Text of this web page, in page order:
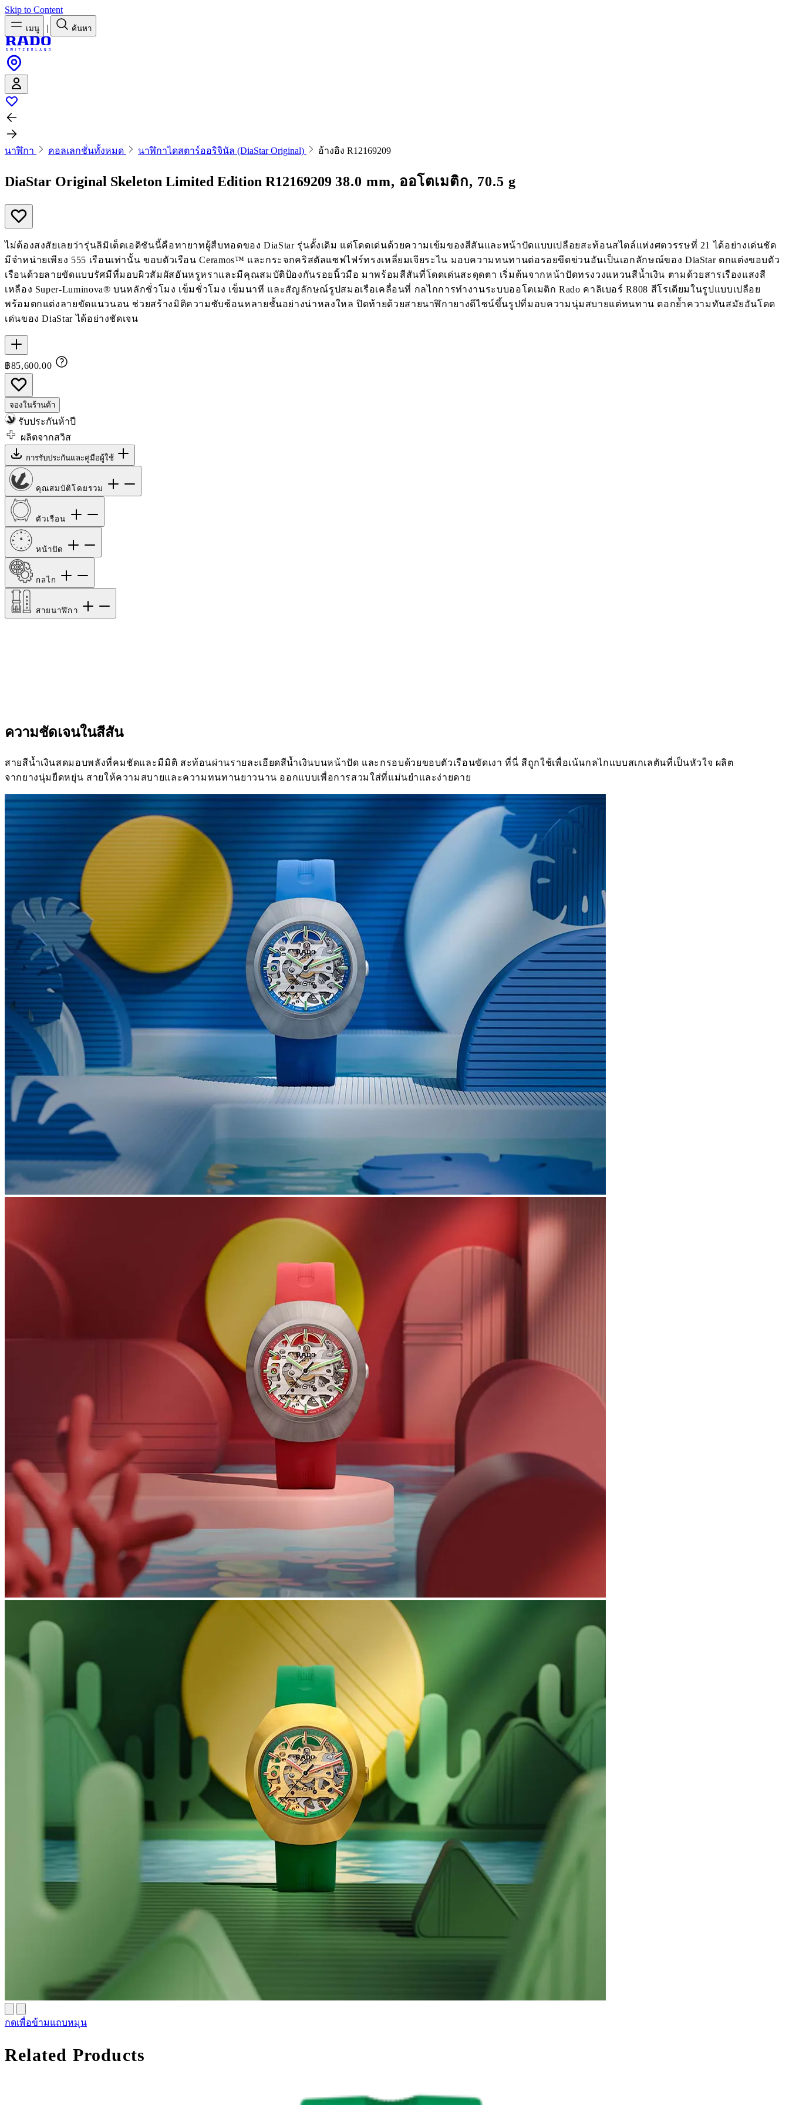
Skip to Content
เมนู | ค้นหา
นาฬิกา คอลเลกชั่นทั้งหมด นาฬิกาไดสตาร์ออริจินัล (DiaStar Original) อ้างอิง R12169209
DiaStar Original Skeleton Limited Edition R12169209 38.0 mm, ออโตเมติก, 70.5 g
ไม่ต้องสงสัยเลยว่ารุ่นลิมิเต็ดเอดิชันนี้คือทายาทผู้สืบทอดของ DiaStar รุ่นดั้งเดิม แต่โดดเด่นด้วยความเข้มของสีสันและหน้าปัดแบบเปลือยสะท้อนสไตล์แห่งศตวรรษที่ 21 ได้อย่างเด่นชัด
มีจำหน่ายเพียง 555 เรือนเท่านั้น ขอบตัวเรือน Ceramos™ และกระจกคริสตัลแซฟไฟร์ทรงเหลี่ยมเจียระไน มอบความทนทานต่อรอยขีดข่วนอันเป็นเอกลักษณ์ของ DiaStar ตกแต่งขอบตัว
เรือนด้วยลายขัดแบบรัศมีที่มอบผิวสัมผัสอันหรูหราและมีคุณสมบัติป้องกันรอยนิ้วมือ มาพร้อมสีสันที่โดดเด่นสะดุดตา เริ่มต้นจากหน้าปัดทรงวงแหวนสีน้ำเงิน ตามด้วยสารเรืองแสงสี
เหลือง Super-Luminova® บนหลักชั่วโมง เข็มชั่วโมง เข็มนาที และสัญลักษณ์รูปสมอเรือเคลื่อนที่ กลไกการทำงานระบบออโตเมติก Rado คาลิเบอร์ R808 สีโรเดียมในรูปแบบเปลือย
พร้อมตกแต่งลายขัดแนวนอน ช่วยสร้างมิติความซับซ้อนหลายชั้นอย่างน่าหลงใหล ปิดท้ายด้วยสายนาฬิกายางดีไซน์ขึ้นรูปที่มอบความนุ่มสบายแต่ทนทาน ตอกย้ำความทันสมัยอันโดด
เด่นของ DiaStar ได้อย่างชัดเจน
฿85,600.00
จองในร้านค้า
รับประกันห้าปี
ผลิตจากสวิส
การรับประกันและคู่มือผู้ใช้
คุณสมบัติโดยรวม
ตัวเรือน
หน้าปัด
กลไก
สายนาฬิกา
ความชัดเจนในสีสัน
สายสีน้ำเงินสดมอบพลังที่คมชัดและมีมิติ สะท้อนผ่านรายละเอียดสีน้ำเงินบนหน้าปัด และกรอบด้วยขอบตัวเรือนขัดเงา ที่นี่ สีถูกใช้เพื่อเน้นกลไกแบบสเกเลตันที่เป็นหัวใจ ผลิต
จากยางนุ่มยืดหยุ่น สายให้ความสบายและความทนทานยาวนาน ออกแบบเพื่อการสวมใส่ที่แม่นยำและง่ายดาย
กดเพื่อข้ามแถบหมุน
Related Products